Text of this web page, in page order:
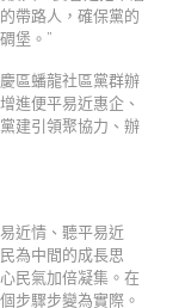
帶路人，確保黨的
堡。”
區蟠龍社區黨群辦
進便平易近惠企、
建引領聚協力、辦
近情、聽平易近
為中間的成長思
民氣加倍凝集。在
步驟步變為實際。